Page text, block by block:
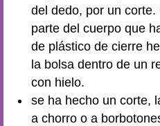
del dedo, por un
parte del cuerpo que
de plástico de cierre
la bolsa dentro de un
con hielo.
se ha hecho un corte,
a chorro o a